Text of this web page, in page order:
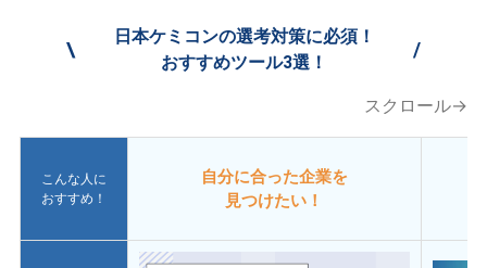
\
日本ケミコンの選考対策に必須！
おすすめツール3選！
/
スクロール→
こんな人に
おすすめ！
自分に合った企業を
見つけたい！